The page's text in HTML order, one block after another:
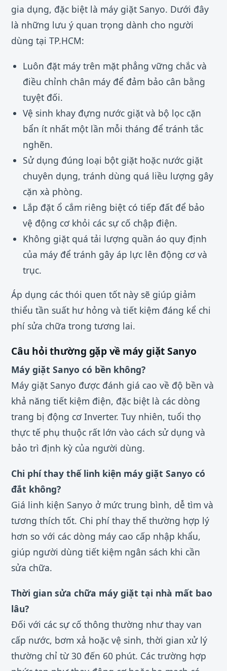
gia dụng, đặc biệt là máy giặt Sanyo. Dưới đây
là những lưu ý quan trọng dành cho người
dùng tại TP.HCM:
Luôn đặt máy trên mặt phẳng vững chắc và
điều chỉnh chân máy để đảm bảo cân bằng
tuyệt đối.
Vệ sinh khay đựng nước giặt và bộ lọc cặn
bẩn ít nhất một lần mỗi tháng để tránh tắc
nghẽn.
Sử dụng đúng loại bột giặt hoặc nước giặt
chuyên dụng, tránh dùng quá liều lượng gây
cặn xà phòng.
Lắp đặt ổ cắm riêng biệt có tiếp đất để bảo
vệ động cơ khỏi các sự cố chập điện.
Không giặt quá tải lượng quần áo quy định
của máy để tránh gây áp lực lên động cơ và
trục.
Áp dụng các thói quen tốt này sẽ giúp giảm
thiểu tần suất hư hỏng và tiết kiệm đáng kể chi
phí sửa chữa trong tương lai.
Câu hỏi thường gặp về máy giặt Sanyo
Máy giặt Sanyo có bền không?
Máy giặt Sanyo được đánh giá cao về độ bền và
khả năng tiết kiệm điện, đặc biệt là các dòng
trang bị động cơ Inverter. Tuy nhiên, tuổi thọ
thực tế phụ thuộc rất lớn vào cách sử dụng và
bảo trì định kỳ của người dùng.
Chi phí thay thế linh kiện máy giặt Sanyo có
đắt không?
Giá linh kiện Sanyo ở mức trung bình, dễ tìm và
tương thích tốt. Chi phí thay thế thường hợp lý
hơn so với các dòng máy cao cấp nhập khẩu,
giúp người dùng tiết kiệm ngân sách khi cần
sửa chữa.
Thời gian sửa chữa máy giặt tại nhà mất bao
lâu?
Đối với các sự cố thông thường như thay van
cấp nước, bơm xả hoặc vệ sinh, thời gian xử lý
thường chỉ từ 30 đến 60 phút. Các trường hợp